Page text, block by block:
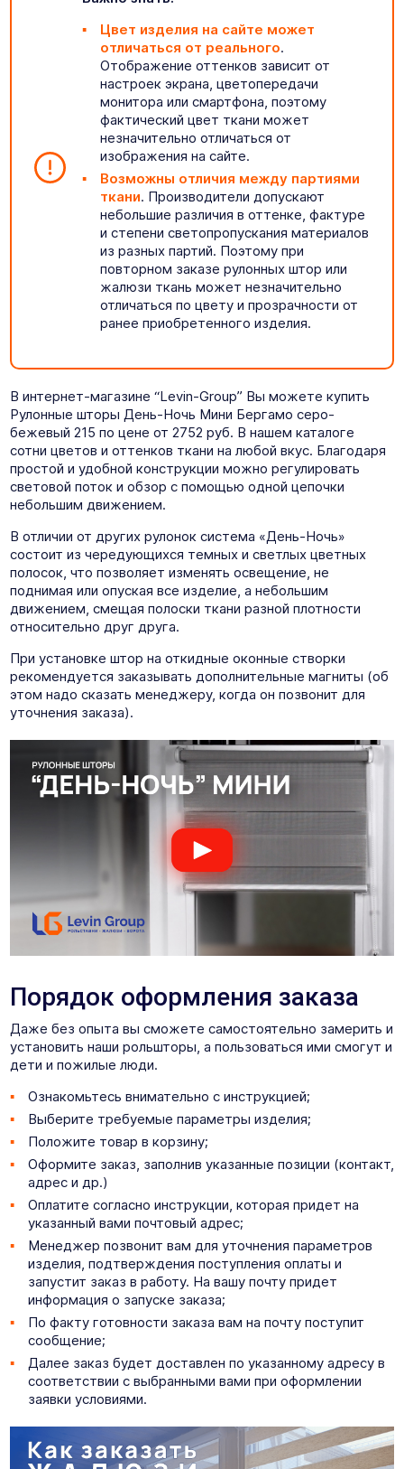
Цвет изделия на сайте может
отличаться от реального.
Отображение оттенков зависит от
настроек экрана, цветопередачи
монитора или смартфона, поэтому
фактический цвет ткани может
незначительно отличаться от
изображения на сайте.
Возможны отличия между партиями
ткани. Производители допускают
небольшие различия в оттенке, фактуре
и степени светопропускания материалов
из разных партий. Поэтому при
повторном заказе рулонных штор или
жалюзи ткань может незначительно
отличаться по цвету и прозрачности от
ранее приобретенного изделия.
В интернет-магазине “Levin-Group” Вы можете купить
Рулонные шторы День-Ночь Мини Бергамо серо-
бежевый 215 по цене от 2752 руб. В нашем каталоге
сотни цветов и оттенков ткани на любой вкус. Благодаря
простой и удобной конструкции можно регулировать
световой поток и обзор с помощью одной цепочки
небольшим движением.
В отличии от других рулонок система «День-Ночь»
состоит из чередующихся темных и светлых цветных
полосок, что позволяет изменять освещение, не
поднимая или опуская все изделие, а небольшим
движением, смещая полоски ткани разной плотности
относительно друг друга.
При установке штор на откидные оконные створки
рекомендуется заказывать дополнительные магниты (об
этом надо сказать менеджеру, когда он позвонит для
уточнения заказа).
Порядок оформления заказа
Даже без опыта вы сможете самостоятельно замерить и
установить наши рольшторы, а пользоваться ими смогут и
дети и пожилые люди.
Ознакомьтесь внимательно с инструкцией;
Выберите требуемые параметры изделия;
Положите товар в корзину;
Оформите заказ, заполнив указанные позиции (контакт,
адрес и др.)
Оплатите согласно инструкции, которая придет на
указанный вами почтовый адрес;
Менеджер позвонит вам для уточнения параметров
изделия, подтверждения поступления оплаты и
запустит заказ в работу. На вашу почту придет
информация о запуске заказа;
По факту готовности заказа вам на почту поступит
сообщение;
Далее заказ будет доставлен по указанному адресу в
соответствии с выбранными вами при оформлении
заявки условиями.